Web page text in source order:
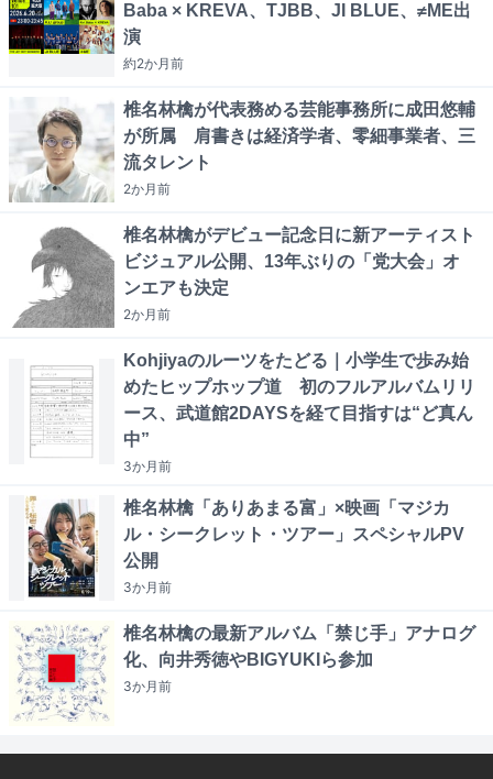
Baba × KREVA、TJBB、JI BLUE、≠ME出
演
約2か月前
椎名林檎が代表務める芸能事務所に成田悠輔
が所属 肩書きは経済学者、零細事業者、三
流タレント
2か月前
椎名林檎がデビュー記念日に新アーティスト
ビジュアル公開、13年ぶりの「党大会」オ
ンエアも決定
2か月前
Kohjiyaのルーツをたどる｜小学生で歩み始
めたヒップホップ道 初のフルアルバムリリ
ース、武道館2DAYSを経て目指すは“ど真ん
中”
3か月前
椎名林檎「ありあまる富」×映画「マジカ
ル・シークレット・ツアー」スペシャルPV
公開
3か月前
椎名林檎の最新アルバム「禁じ手」アナログ
化、向井秀徳やBIGYUKIら参加
3か月前